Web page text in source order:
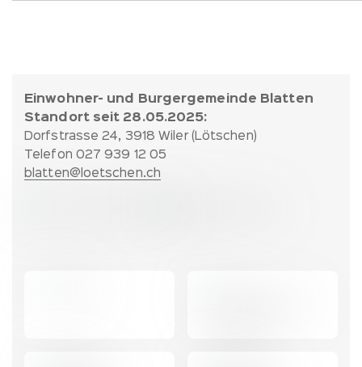
Fussbereich:
Kontakt
und
Partner
Einwohner- und Burgergemeinde Blatten
Standort seit 28.05.2025:
Dorfstrasse 24, 3918 Wiler (Lötschen)
Telefon 027 939 12 05
blatten@loetschen.ch